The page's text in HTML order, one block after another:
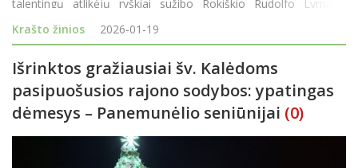
talentingų atlikėjų ryškiai sužibo Rokiškio Rudolfo Lymano
muzikos mokyklos atstovė Radvilė Cegelskaitė, namo parvežusi
net du aukščiausio l
Krašto žinios 2026-01-19
Išrinktos gražiausiai šv. Kalėdoms
pasipuošusios rajono sodybos: ypatingas
dėmesys – Panemunėlio seniūnijai (0)